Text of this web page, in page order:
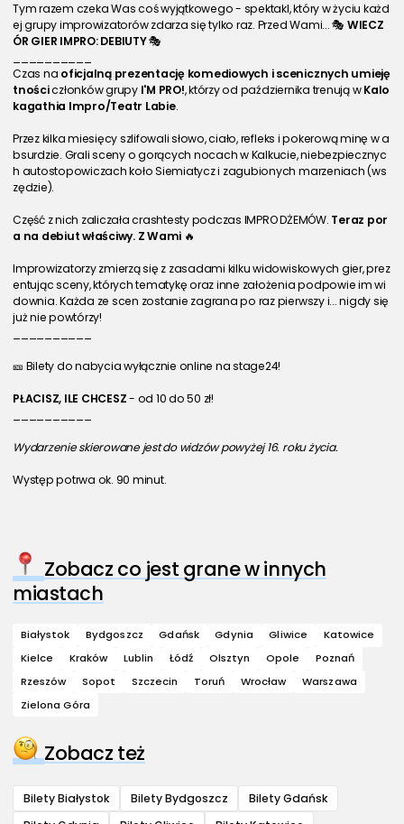
Tym razem czeka Was coś wyjątkowego - spektakl, który w życiu każd
ej grupy improwizatorów zdarza się tylko raz. Przed Wami... 🎭 WIECZ
ÓR GIER IMPRO: DEBIUTY 🎭
Czas na oficjalną prezentację komediowych i scenicznych umieję
tności członków grupy I'M PRO!, którzy od października trenują w Kalo
kagathia Impro/Teatr Labie.
Przez kilka miesięcy szlifowali słowo, ciało, refleks i pokerową minę w a
bsurdzie. Grali sceny o gorących nocach w Kalkucie, niebezpiecznyc
h autostopowiczach koło Siemiatycz i zagubionych marzeniach (ws
zędzie).
Część z nich zaliczała crashtesty podczas IMPRO DŻEMÓW. Teraz por
a na debiut właściwy. Z Wami 🔥
Improwizatorzy zmierzą się z zasadami kilku widowiskowych gier, prez
entując sceny, których tematykę oraz inne założenia podpowie im wi
downia. Każda ze scen zostanie zagrana po raz pierwszy i... nigdy się
już nie powtórzy!
🎫 Bilety do nabycia wyłącznie online na stage24!
PŁACISZ, ILE CHCESZ - od 10 do 50 zł!
Wydarzenie skierowane jest do widzów powyżej 16. roku życia.
Występ potrwa ok. 90 minut.
Zobacz co jest grane w innych
miastach
Białystok Bydgoszcz Gdańsk Gdynia Gliwice
Katowice
Kielce
Kraków Lublin Łódź Olsztyn Opole
Poznań
Rzeszów
Sopot Szczecin Toruń Wrocław
Warszawa
Zielona Góra
Zobacz też
Bilety Białystok Bilety Bydgoszcz
Bilety Gdańsk